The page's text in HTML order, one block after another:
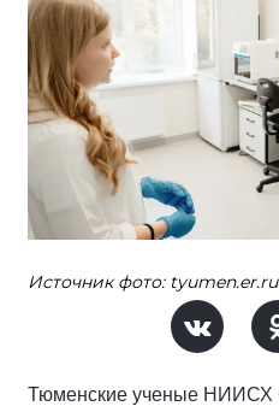
Источник фото: tyumen.er.ru
Тюменские ученые НИИСХ